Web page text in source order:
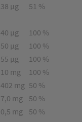
38 µg
51 %
40 µg
100 %
50 µg
100 %
55 µg
100 %
10 mg
100 %
402 mg 50 %
7,0 mg
50 %
0,5 mg
50 %